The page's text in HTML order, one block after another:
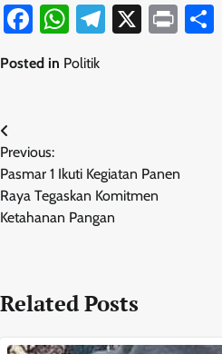
Facebook
WhatsApp
Telegram
X Print
Posted in Politik
Navigasi
pos
Previous:
Pasmar 1 Ikuti Kegiatan Panen
Raya Tegaskan Komitmen
Ketahanan Pangan
Related Posts